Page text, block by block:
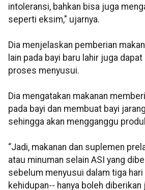
intoleransi, bahkan bisa juga
seperti eksim," ujarnya.
Dia menjelaskan pemberian
lain pada bayi baru lahir juga
proses menyusui.
Dia mengatakan makanan
pada bayi dan membuat bayi
sehingga akan mengganggu
“Jadi, makanan dan suplemen
atau minuman selain ASI yang
sebelum menyusui dalam tiga
kehidupan-- hanya boleh diberikan